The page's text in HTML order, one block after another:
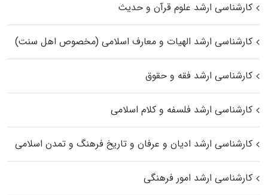
کارشناسی ارشد علوم قرآن و حدیث
کارشناسی ارشد الهیات و معارف اسلامی (مخصوص اهل سنت)
کارشناسی ارشد فقه و حقوق
کارشناسی ارشد فلسفه و کلام اسلامی
کارشناسی ارشد ادیان و عرفان و تاریخ فرهنگ و تمدن اسلامی
کارشناسی ارشد امور فرهنگی